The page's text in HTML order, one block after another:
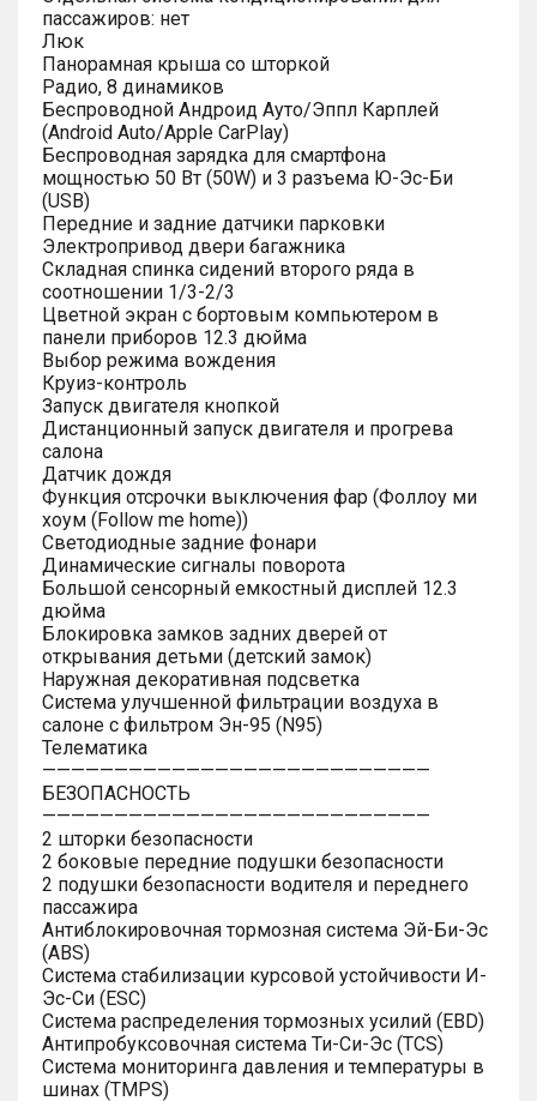
пассажиров: нет
Люк
Панорамная крыша со шторкой
Радио, 8 динамиков
Беспроводной Андроид Ауто/Эппл Карплей
(Android Auto/Apple CarPlay)
Беспроводная зарядка для смартфона
мощностью 50 Вт (50W) и 3 разъема Ю-Эс-Би
(USB)
Передние и задние датчики парковки
Электропривод двери багажника
Складная спинка сидений второго ряда в
соотношении 1/3-2/3
Цветной экран с бортовым компьютером в
панели приборов 12.3 дюйма
Выбор режима вождения
Круиз-контроль
Запуск двигателя кнопкой
Дистанционный запуск двигателя и прогрева
салона
Датчик дождя
Функция отсрочки выключения фар (Фоллоу ми
хоум (Follow me home))
Светодиодные задние фонари
Динамические сигналы поворота
Большой сенсорный емкостный дисплей 12.3
дюйма
Блокировка замков задних дверей от
открывания детьми (детский замок)
Наружная декоративная подсветка
Система улучшенной фильтрации воздуха в
салоне с фильтром Эн-95 (N95)
Телематика
———————————————————————————
БЕЗОПАСНОСТЬ
———————————————————————————
2 шторки безопасности
2 боковые передние подушки безопасности
2 подушки безопасности водителя и переднего
пассажира
Антиблокировочная тормозная система Эй-Би-Эс
(ABS)
Система стабилизации курсовой устойчивости И-
Эс-Си (ESC)
Система распределения тормозных усилий (EBD)
Антипробуксовочная система Ти-Си-Эс (TCS)
Система мониторинга давления и температуры в
шинах (TMPS)